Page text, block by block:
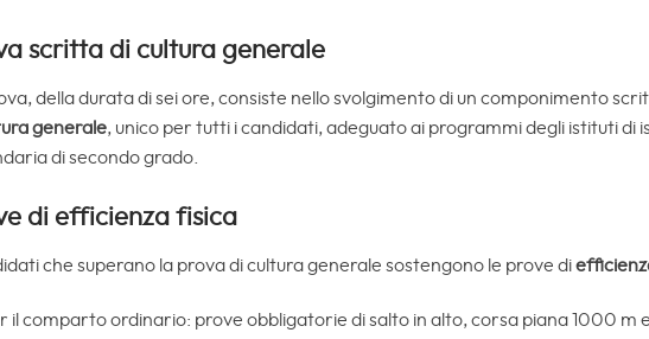
scritta di cultura generale
della durata di sei ore, consiste nello svolgimento di un componimento
generale, unico per tutti i candidati, adeguato ai programmi degli istituti di
di secondo grado.
di efficienza fisica
che superano la prova di cultura generale sostengono le prove di
il comparto ordinario: prove obbligatorie di salto in alto, corsa piana 1000 m